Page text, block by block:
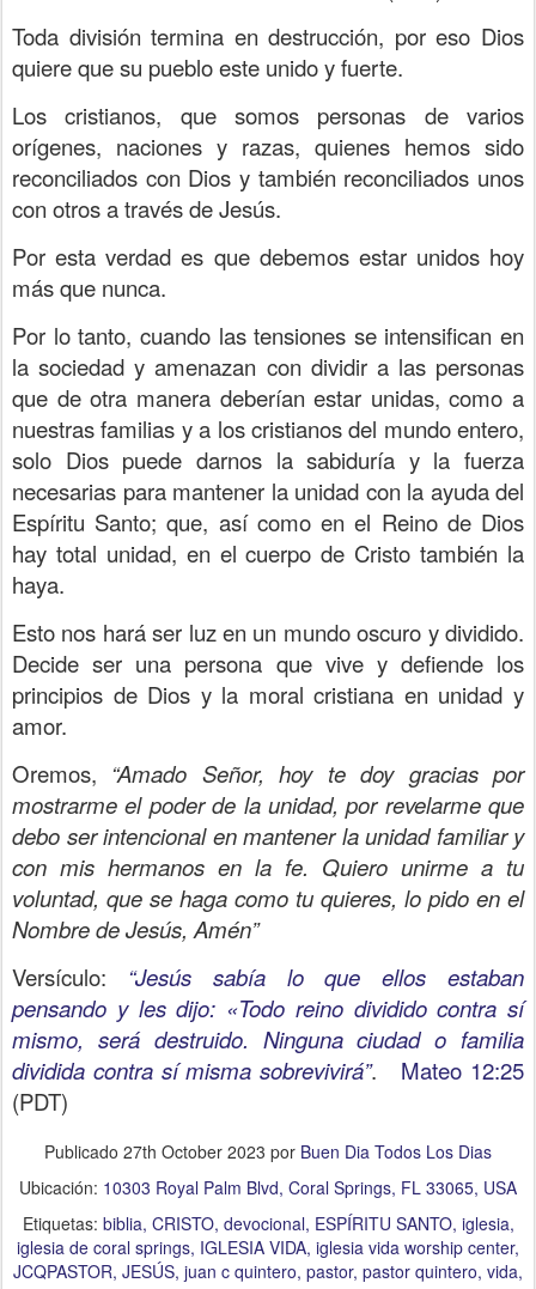
Toda división termina en destrucción, por eso Dios
quiere que su pueblo este unido y fuerte.
Los cristianos, que somos personas de varios
orígenes, naciones y razas, quienes hemos sido
reconciliados con Dios y también reconciliados unos
con otros a través de Jesús.
Por esta verdad es que debemos estar unidos hoy
más que nunca.
Por lo tanto, cuando las tensiones se intensifican en
la sociedad y amenazan con dividir a las personas
que de otra manera deberían estar unidas, como a
nuestras familias y a los cristianos del mundo entero,
solo Dios puede darnos la sabiduría y la fuerza
necesarias para mantener la unidad con la ayuda del
Espíritu Santo; que, así como en el Reino de Dios
hay total unidad, en el cuerpo de Cristo también la
haya.
Esto nos hará ser luz en un mundo oscuro y dividido.
Decide ser una persona que vive y defiende los
principios de Dios y la moral cristiana en unidad y
amor.
Oremos, “Amado Señor, hoy te doy gracias por
mostrarme el poder de la unidad, por revelarme que
debo ser intencional en mantener la unidad familiar y
con mis hermanos en la fe. Quiero unirme a tu
voluntad, que se haga como tu quieres, lo pido en el
Nombre de Jesús, Amén”
Versículo:
“Jesús sabía lo que ellos estaban
pensando y les dijo: «Todo reino dividido contra sí
mismo, será destruido. Ninguna ciudad o familia
dividida contra sí misma sobrevivirá”. Mateo 12:25
(PDT)
Publicado 27th October 2023 por Buen Dia Todos Los Dias
Ubicación: 10303 Royal Palm Blvd, Coral Springs, FL 33065, USA
Etiquetas: biblia CRISTO devocional ESPÍRITU SANTO iglesia
iglesia de coral springs IGLESIA VIDA iglesia vida worship center
JCQPASTOR JESÚS juan c quintero pastor pastor quintero vida